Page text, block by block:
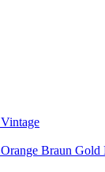
Vintage
Orange Braun Gold